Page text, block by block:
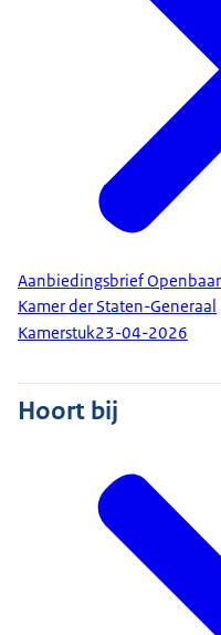
Aanbiedingsbrief
Kamer der Staten-Generaal
Kamerstuk23-04-2026
Hoort bij